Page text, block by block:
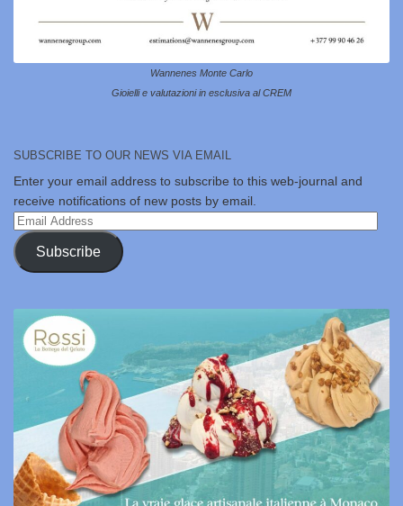
Wannenes Monte Carlo
Gioielli e valutazioni in esclusiva al CREM
SUBSCRIBE TO OUR NEWS VIA EMAIL
Enter your email address to subscribe to this web-journal and
receive notifications of new posts by email.
Email
Address
Subscribe